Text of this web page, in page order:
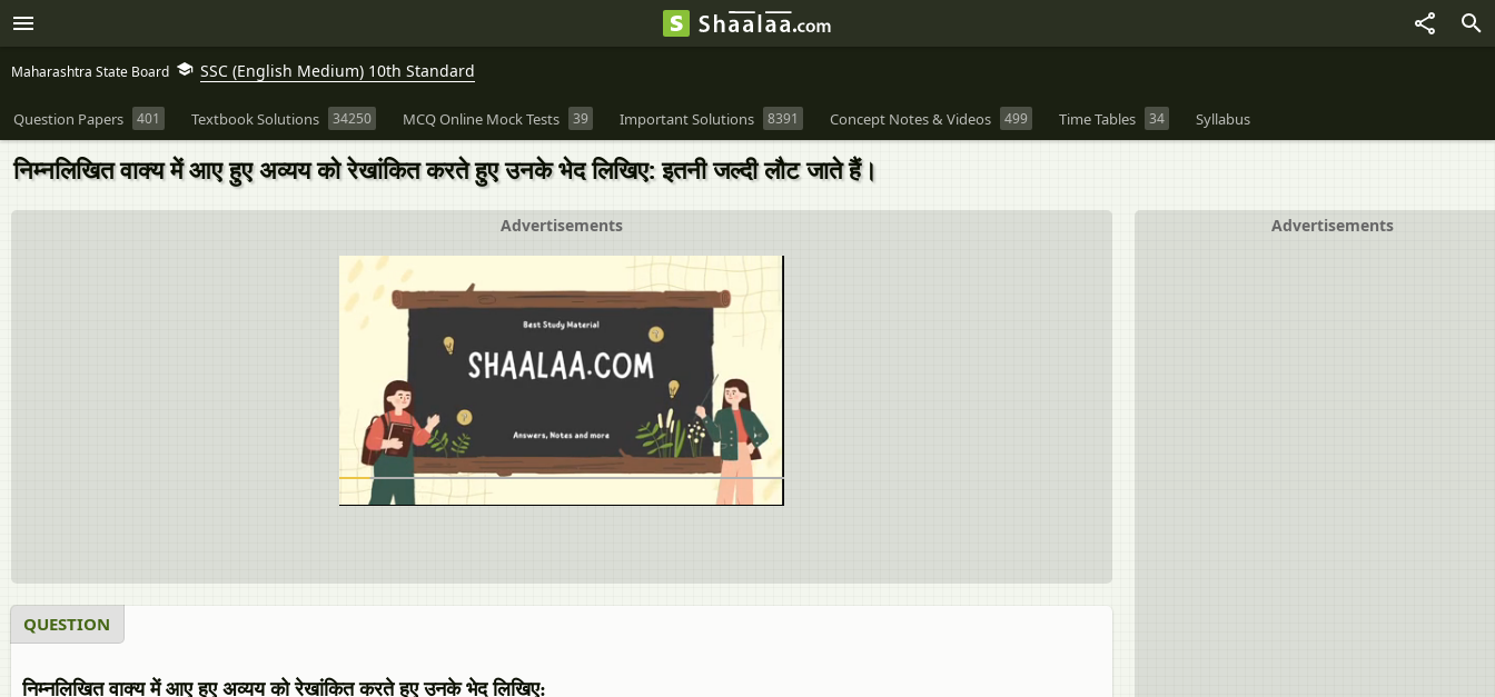
Maharashtra State Board SSC (English Medium) 10th Standard
Question Papers 401 Textbook Solutions 34250 MCQ Online Mock Tests 39 Important Solutions 8391 Concept Notes & Videos 499 Time Tables 34 Syllabus
निम्‍नलिखित वाक्‍य में आए हुए अव्यय को रेखांकित करते हुए उनके भेद लिखिए: इतनी जल्‍दी लौट जाते हैं।
Advertisements
Advertisements
QUESTION
निम्‍नलिखित वाक्‍य में आए हुए अव्यय को रेखांकित करते हुए उनके भेद लिखिए: